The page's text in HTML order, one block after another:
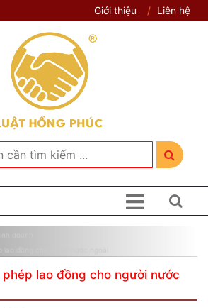
Giới thiệu Liên hệ
doanh
đồng cho người nước ngoài
lao đồng cho người nước